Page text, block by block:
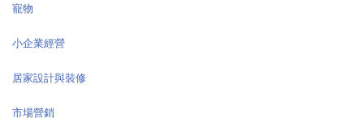
寵物
小企業經營
居家設計與裝修
市場營銷